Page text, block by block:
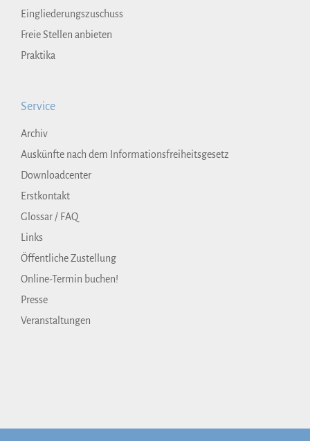
Eingliederungszuschuss
Freie Stellen anbieten
Praktika
Service
Archiv
Auskünfte nach dem Informationsfreiheitsgesetz
Downloadcenter
Erstkontakt
Glossar / FAQ
Links
Öffentliche Zustellung
Online-Termin buchen!
Presse
Veranstaltungen